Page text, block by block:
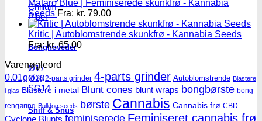
Chillum
Piber
Bonghoveder
Ø17
Ø20
SG14
Sniff & Snus
Mataro Blue | Feminiserede skunkfrø - Kannabia
Seeds Fra: kr. 79.00
Kritic | Autoblomstrende skunkfrø - Kannabia Seeds
Fra:kr.65.00
Varenøgleord
0.01g 0.1g 2-parts grinder 4-parts grinder Autoblomstrende Blastere
i glas Blastere i metal Blunt cones blunt wraps bongbørste bong
rengøring Bulldog seeds børste Cannabis Cannabis frø CBD
Feminiseret cannabis frø